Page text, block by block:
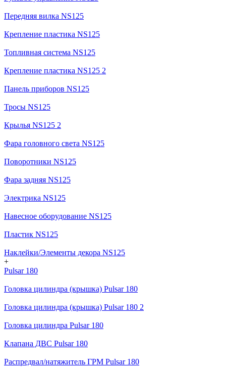
Передняя вилка NS125
Крепление пластика NS125
Топливная система NS125
Крепление пластика NS125 2
Панель приборов NS125
Тросы NS125
Крылья NS125 2
Фара головного света NS125
Поворотники NS125
Фара задняя NS125
Электрика NS125
Навесное оборудование NS125
Пластик NS125
Наклейки/Элементы декора NS125
+
Pulsar 180
Головка цилиндра (крышка) Pulsar 180
Головка цилиндра (крышка) Pulsar 180 2
Головка цилиндра Pulsar 180
Клапана ДВС Pulsar 180
Распредвал/натяжитель ГРМ Pulsar 180